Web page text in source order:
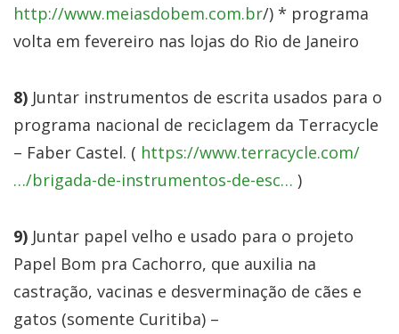
http://www.meiasdobem.com.br/) * programa
volta em fevereiro nas lojas do Rio de Janeiro
8) Juntar instrumentos de escrita usados para o
programa nacional de reciclagem da Terracycle
– Faber Castel. ( https://www.terracycle.com/
…/brigada-de-instrumentos-de-esc… )
9) Juntar papel velho e usado para o projeto
Papel Bom pra Cachorro, que auxilia na
castração, vacinas e desverminação de cães e
gatos (somente Curitiba) –